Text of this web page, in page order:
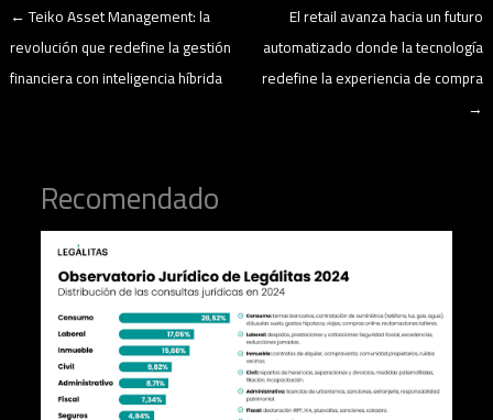
←Teiko Asset Management: la
revolución que redefine la gestión
financiera con inteligencia híbrida
El retail avanza hacia un futuro
automatizado donde la tecnología
redefine la experiencia de compra
→
Recomendado